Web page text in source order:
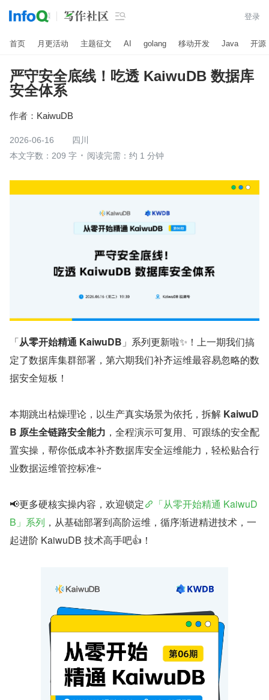
 登录
首页 月更活动 主题征文 AI golang 移动开发 Java 开源
严守安全底线！吃透 KaiwuDB 数据库
安全体系
作者： KaiwuDB
2026-06-16
四川
本文字数：209 字
阅读完需：约 1 分钟
「从零开始精通 KaiwuDB 」系列更新啦✨！上一期我们搞
定了数据库集群部署，第六期我们补齐运维最容易忽略的数
据安全短板！
本期跳出枯燥理论，以生产真实场景为依托，拆解 KaiwuD
B 原生全链路安全能力 ，全程演示可复用、可跟练的安全配
置实操，帮你低成本补齐数据库安全运维能力，轻松贴合行
业数据运维管控标准~
📢更多硬核实操内容，欢迎锁定
「从零开始精通 KaiwuD
B」系列 ，从基础部署到高阶运维，循序渐进精进技术，一
起进阶 KaiwuDB 技术高手吧👍！